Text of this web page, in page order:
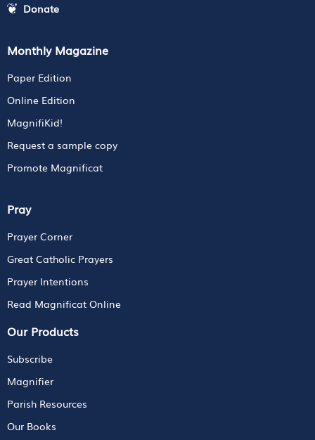
Donate
Monthly Magazine
Paper Edition
Online Edition
MagnifiKid!
Request a sample copy
Promote Magnificat
Pray
Prayer Corner
Great Catholic Prayers
Prayer Intentions
Read Magnificat Online
Our Products
Subscribe
Magnifier
Parish Resources
Our Books